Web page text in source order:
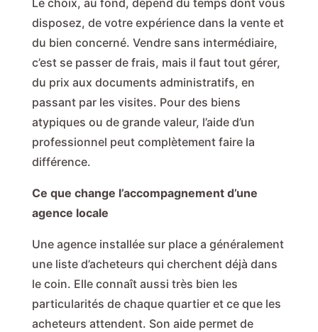
Le choix, au fond, dépend du temps dont vous
disposez, de votre expérience dans la vente et
du bien concerné. Vendre sans intermédiaire,
c’est se passer de frais, mais il faut tout gérer,
du prix aux documents administratifs, en
passant par les visites. Pour des biens
atypiques ou de grande valeur, l’aide d’un
professionnel peut complètement faire la
différence.
Ce que change l’accompagnement d’une
agence locale
Une agence installée sur place a généralement
une liste d’acheteurs qui cherchent déjà dans
le coin. Elle connaît aussi très bien les
particularités de chaque quartier et ce que les
acheteurs attendent. Son aide permet de